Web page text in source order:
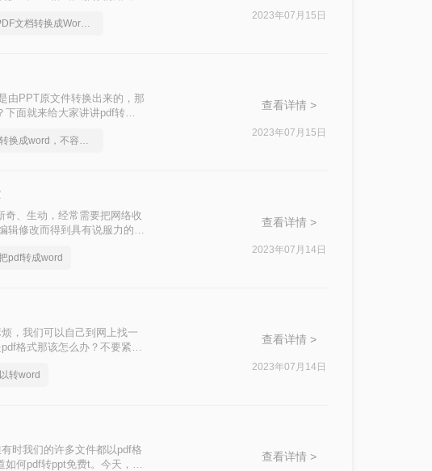
怎么将PDF文档转换成Word文档，有什么快速的方法
2023年07月15日
由PPT原文件转换出来的，那
面就来给大家讲讲pdf转换
pdf在线转换成word，不容错过哦
查看详情 >
2023年07月15日
奇、生动，经常需要把网络收
辑修改而得到具有说服力的讲
pdf转成word
查看详情 >
2023年07月14日
，我们可以自己到网上找一
格式那该怎么办？不要紧，
转word
查看详情 >
2023年07月14日
时我们的许多文件都以pdf格
何pdf转ppt免费t。今天，小
查看详情 >